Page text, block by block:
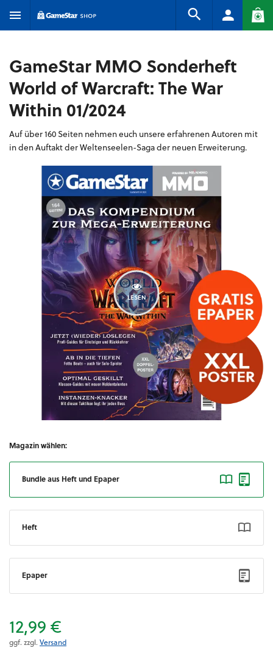
GameStar MMO Sonderheft
World of Warcraft: The War
Within 01/2024
Auf über 160 Seiten nehmen euch unsere erfahrenen Autoren mit
in den Auftakt der Weltenseelen-Saga der neuen Erweiterung.
LESEN
Magazin wählen:
Bundle aus Heft und Epaper
Heft
Epaper
12,99 €
ggf. zzgl. Versand